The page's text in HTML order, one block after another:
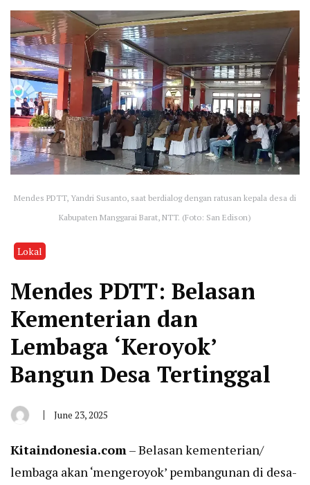
Mendes PDTT, Yandri Susanto, saat berdialog dengan ratusan kepala desa di
Kabupaten Manggarai Barat, NTT. (Foto: San Edison)
Lokal
Mendes PDTT: Belasan
Kementerian dan
Lembaga ‘Keroyok’
Bangun Desa Tertinggal
By June 23, 2025
Kitaindonesia.com– Belasan kementerian/
lembaga akan ‘mengeroyok’ pembangunan di desa-